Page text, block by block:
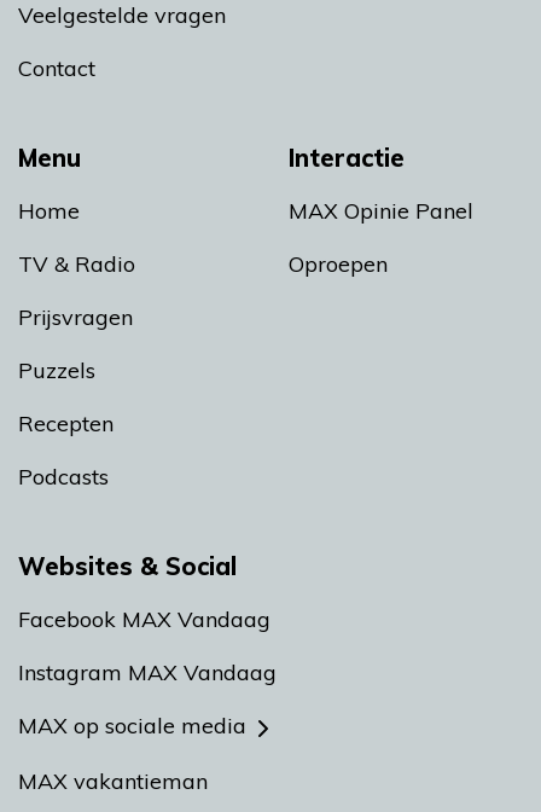
Menu
Home
TV & Radio
Prijsvragen
Puzzels
Recepten
Podcasts
Interactie
MAX Opinie Panel
Oproepen
Veelgestelde vragen
Contact
Websites & Social
Facebook MAX Vandaag
Instagram MAX Vandaag
MAX op sociale media
MAX vakantieman